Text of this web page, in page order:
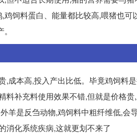
饲料蛋白、能量都比较高,喂猪也可
成本高,投入产出比低。毕竟鸡饲料
补充料使用效果不错,但就是价格
羊是反刍动物,鸡饲料中粗纤维低,会
消化系统疾病,这就更划不来了